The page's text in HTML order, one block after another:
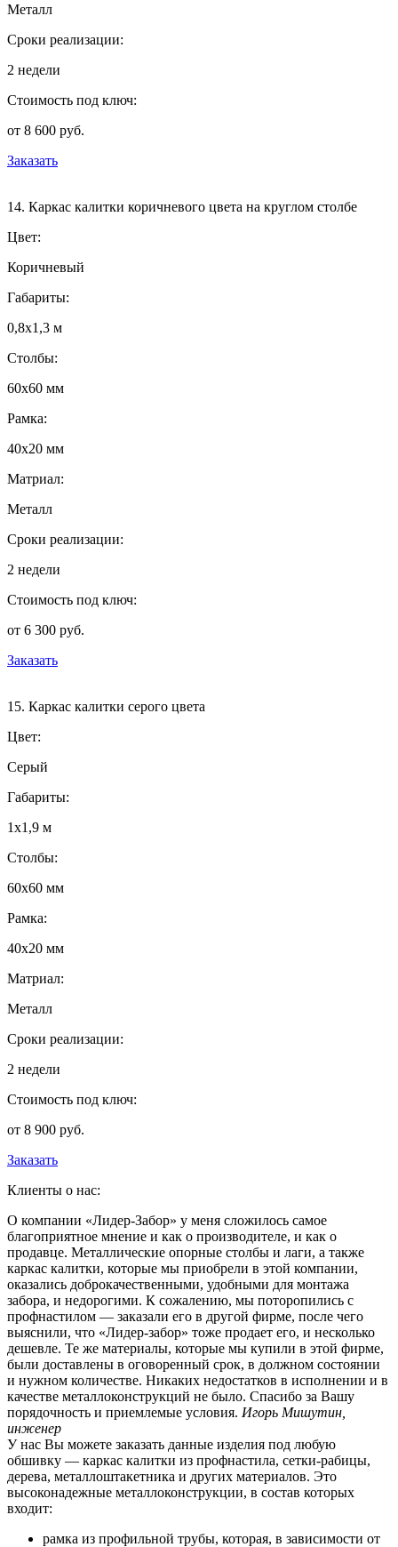
Металл
Сроки реализации:
2 недели
Стоимость под ключ:
от 8 600 руб.
Заказать
14. Каркас калитки коричневого цвета на круглом столбе
Цвет:
Коричневый
Габариты:
0,8х1,3 м
Столбы:
60х60 мм
Рамка:
40х20 мм
Матриал:
Металл
Сроки реализации:
2 недели
Стоимость под ключ:
от 6 300 руб.
Заказать
15. Каркас калитки серого цвета
Цвет:
Серый
Габариты:
1х1,9 м
Столбы:
60х60 мм
Рамка:
40х20 мм
Матриал:
Металл
Сроки реализации:
2 недели
Стоимость под ключ:
от 8 900 руб.
Заказать
Клиенты о нас:
О компании «Лидер-Забор» у меня сложилось самое
благоприятное мнение и как о производителе, и как о
продавце. Металлические опорные столбы и лаги, а также
каркас калитки, которые мы приобрели в этой компании,
оказались доброкачественными, удобными для монтажа
забора, и недорогими. К сожалению, мы поторопились с
профнастилом — заказали его в другой фирме, после чего
выяснили, что «Лидер-забор» тоже продает его, и несколько
дешевле. Те же материалы, которые мы купили в этой фирме,
были доставлены в оговоренный срок, в должном состоянии
и нужном количестве. Никаких недостатков в исполнении и в
качестве металлоконструкций не было. Спасибо за Вашу
порядочность и приемлемые условия. Игорь Мишутин,
инженер
У нас Вы можете заказать данные изделия под любую
обшивку — каркас калитки из профнастила, сетки-рабицы,
дерева, металлоштакетника и других материалов. Это
высоконадежные металлоконструкции, в состав которых
входит:
рамка из профильной трубы, которая, в зависимости от